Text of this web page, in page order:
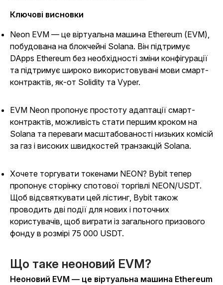
Ключові висновки
Neon EVM — це віртуальна машина Ethereum (EVM),
побудована на блокчейні Solana. Він підтримує
DApps Ethereum без необхідності зміни конфігурації
та підтримує широко використовувані мови смарт-
контрактів, як-от Solidity та Vyper.
EVM Neon пропонує простоту адаптації смарт-
контрактів, можливість стати першим кроком на
Solana та переваги масштабованості низьких комісій
за газ і високих швидкостей транзакцій Solana.
Хочете торгувати токенами NEON? Bybit тепер
пропонує сторінку спотової торгівлі NEON/USDT.
Щоб відсвяткувати цей лістинг, Bybit також
проводить дві події для нових і поточних
користувачів, щоб виграти із загального призового
фонду в розмірі 75 000 USDT.
Що таке неоновий EVM?
Неоновий EVM — це віртуальна машина Ethereum